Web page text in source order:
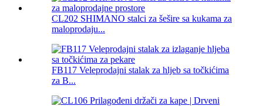
CL202 SHIMANO stalci za šešire sa kukama za
maloprodaju...
FB117 Veleprodajni stalak za hljeb sa točkićima
za B...